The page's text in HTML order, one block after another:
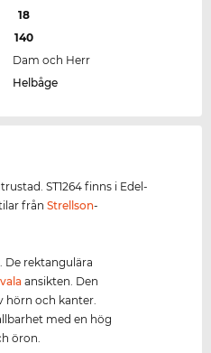
18
140
Dam och Herr
Helbåge
ST1264 finns i Edel-
frånStrellson-
De rektangulära
ansikten. Den
hörn och kanter.
med en hög
öron.